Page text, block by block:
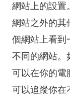
網站上的設置
網站之外的其
個網站上看到
不同的網站。
可以在你的電
可以追蹤你在